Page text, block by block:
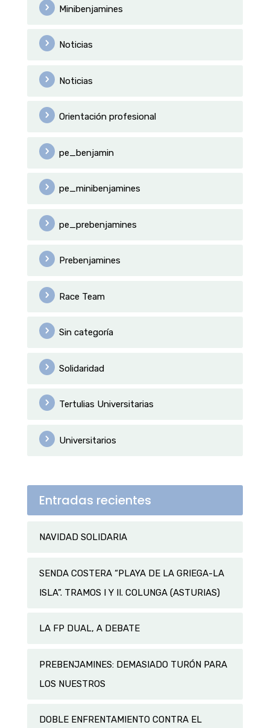
Minibenjamines
Noticias
Noticias
Orientación profesional
pe_benjamin
pe_minibenjamines
pe_prebenjamines
Prebenjamines
Race Team
Sin categoría
Solidaridad
Tertulias Universitarias
Universitarios
Entradas recientes
NAVIDAD SOLIDARIA
SENDA COSTERA “PLAYA DE LA GRIEGA-LA
ISLA”. TRAMOS I Y II. COLUNGA (ASTURIAS)
LA FP DUAL, A DEBATE
PREBENJAMINES: DEMASIADO TURÓN PARA
LOS NUESTROS
DOBLE ENFRENTAMIENTO CONTRA EL